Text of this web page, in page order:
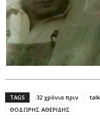
TAGS 32 χρόνια πριν
ΘΟΔΩΡΗΣ ΑΘΕΡΙΔΗΣ